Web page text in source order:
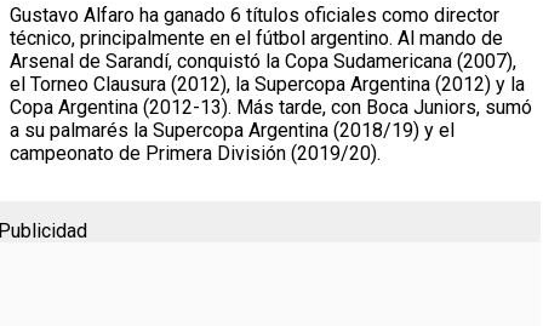
Gustavo Alfaro ha ganado 6 títulos oficiales como director
técnico, principalmente en el fútbol argentino. Al mando de
Arsenal de Sarandí, conquistó la Copa Sudamericana (2007),
el Torneo Clausura (2012), la Supercopa Argentina (2012) y la
Copa Argentina (2012-13). Más tarde, con Boca Juniors, sumó
a su palmarés la Supercopa Argentina (2018/19) y el
campeonato de Primera División (2019/20).